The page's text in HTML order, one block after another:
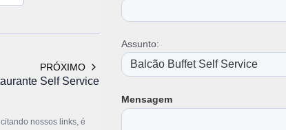
PRÓXIMO
Self Service
nossos links, é
Assunto:
Mensagem